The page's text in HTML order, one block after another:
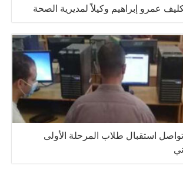
عمرو إبراهيم وكيلاً لمديرية الصحة
استقبال طلاب المرحلة الأولى